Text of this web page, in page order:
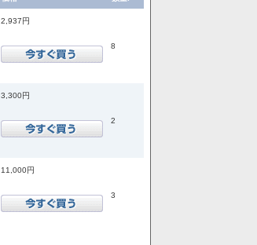
2,937円
8
3,300円
2
11,000円
3